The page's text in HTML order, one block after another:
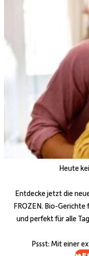
Heute
Entdecke jetzt die
FROZEN. Bio-
und perfekt für alle
Pssst: Mit einer